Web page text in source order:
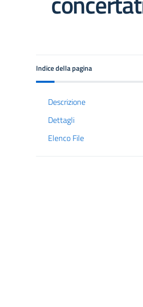
Indice della pagina
Descrizione
Dettagli
Elenco File